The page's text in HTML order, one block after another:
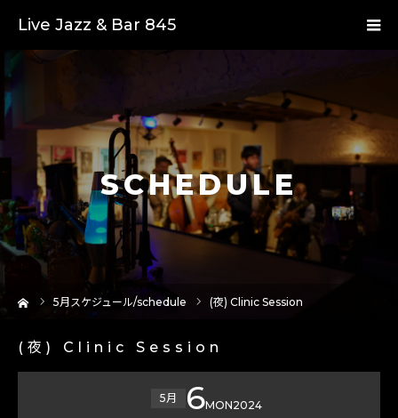
Live Jazz & Bar 845
SCHEDULE
5月スケジュール/schedule (夜) Clinic Session
(夜) Clinic Session
5月 6MON2024